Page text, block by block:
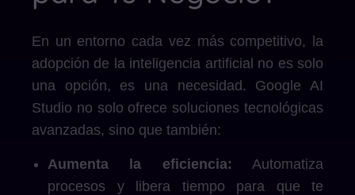
En un entorno cada vez más competitivo, la
adopción de la inteligencia artificial no es solo
una opción, es una necesidad. Google AI
Studio no solo ofrece soluciones tecnológicas
avanzadas, sino que también:
Aumenta la eficiencia: Automatiza
procesos y libera tiempo para que te